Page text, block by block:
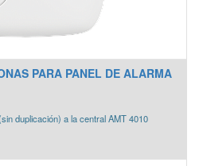
PARA PANEL DE ALARMA
duplicación) a la central AMT 4010